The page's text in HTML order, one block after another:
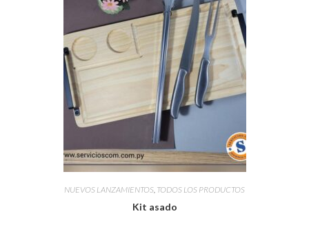
NUEVOS LANZAMIENTOS TODOS LOS PRODUCTOS
Kit asado